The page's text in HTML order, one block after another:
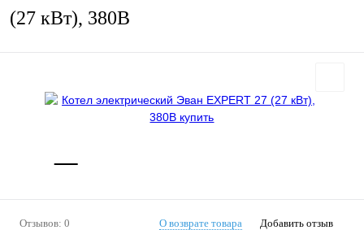
(27 кВт), 380В
Отзывов: 0 О возврате товара Добавить отзыв